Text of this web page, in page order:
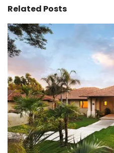
Related Posts